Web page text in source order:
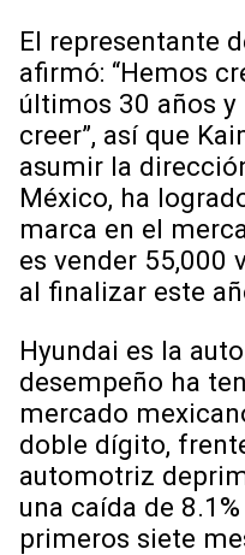
El representante
afirmó: “Hemos
últimos 30 años y
creer”, así que
asumir la
México, ha
marca en el
es vender 55,000
al finalizar este
Hyundai es la
desempeño ha
mercado
doble dígito,
automotriz
una caída de
primeros siete